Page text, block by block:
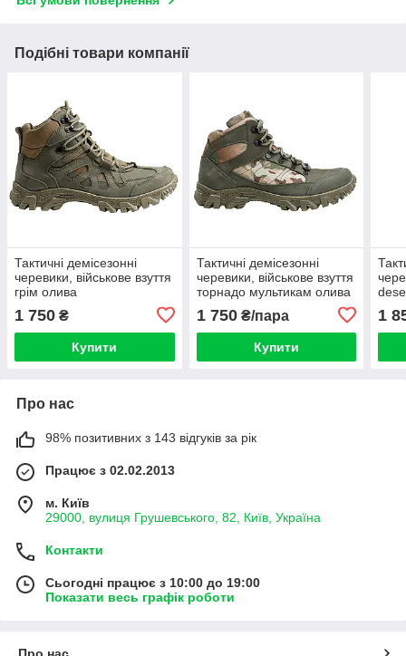
Подібні товари компанії
Тактичні демісезонні
черевики, військове взуття
грім олива
1 750 ₴
Купити
Тактичні демісезонні
черевики, військове взуття
торнадо мультикам олива
1 750₴/пара
Купити
1
Про нас
98% позитивних з 143 відгуків за рік
Працює з 02.02.2013
м. Київ
29000, вулиця Грушевського, 82, Київ, Україна
Контакти
Сьогодні працює з 10:00 до 19:00
Показати весь графік роботи